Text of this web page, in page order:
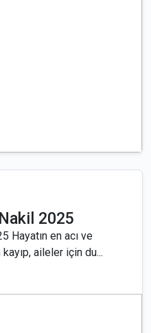
2025
Hayatın en acı ve
aileler için du...